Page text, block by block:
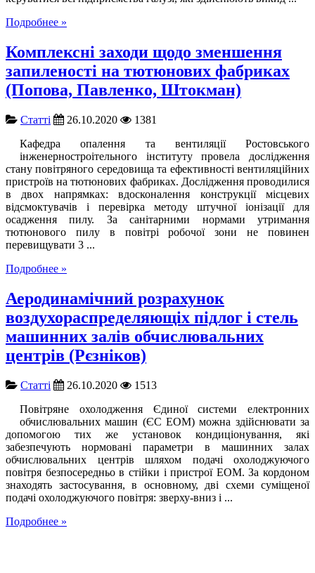
Подробнее »
Комплексні заходи щодо зменшення
запиленості на тютюнових фабриках
(Попова, Павленко, Штокман)
Cтатті 26.10.2020
1381
Кафедра опалення та вентиляції Ростовського
інженерностроітельного інституту провела дослідження
стану повітряного середовища та ефективності вентиляційних
пристроїв на тютюнових фабриках. Дослідження проводилися
в двох напрямках: вдосконалення конструкції місцевих
відсмоктувачів і перевірка методу штучної іонізації для
осадження пилу. За санітарними нормами утримання
тютюнового пилу в повітрі робочої зони не повинен
перевищувати 3 ...
Подробнее »
Аеродинамічний розрахунок
воздухораспределяющіх підлог і стель
машинних залів обчислювальних
центрів (Рєзніков)
Cтатті 26.10.2020
1513
Повітряне охолодження Єдиної системи електронних
обчислювальних машин (ЄС ЕОМ) можна здійснювати за
допомогою тих же установок кондиціонування, які
забезпечують нормовані параметри в машинних залах
обчислювальних центрів шляхом подачі охолоджуючого
повітря безпосередньо в стійки і пристрої ЕОМ. За кордоном
знаходять застосування, в основному, дві схеми суміщеної
подачі охолоджуючого повітря: зверху-вниз і ...
Подробнее »